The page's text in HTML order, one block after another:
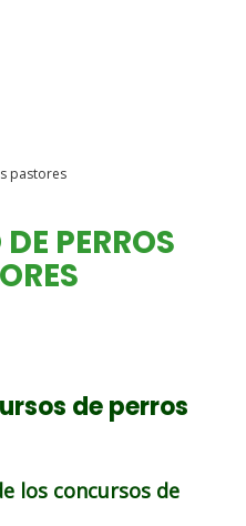
pastores
PERROS
de perros
los concursos de